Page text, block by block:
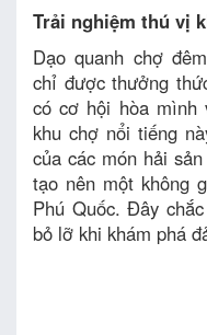
Trải nghiệm thú vị
Dạo quanh chợ
chỉ được thưởng
có cơ hội hòa mình
khu chợ nổi tiếng
của các món hải
tạo nên một không
Phú Quốc. Đây
bỏ lỡ khi khám phá